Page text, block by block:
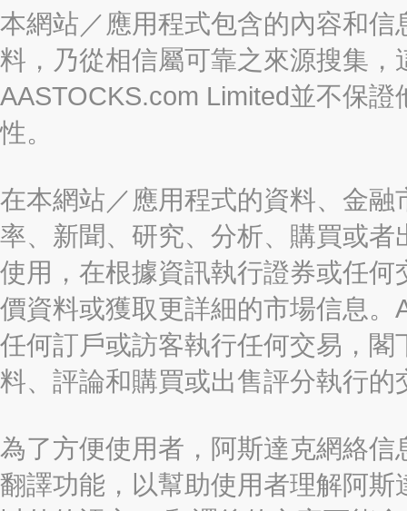
本網站／應用程式包含的內容和
料，乃從相信屬可靠之來源搜集
AASTOCKS.com Limited並不保
性。
在本網站／應用程式的資料、金
率、新聞、研究、分析、購買或
使用，在根據資訊執行證券或任
價資料或獲取更詳細的市場信息
任何訂戶或訪客執行任何交易，
料、評論和購買或出售評分執行的
為了方便使用者，阿斯達克網絡
翻譯功能，以幫助使用者理解阿